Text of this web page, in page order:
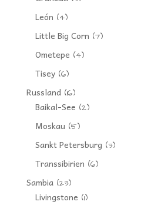
León (4)
Little Big Corn (7)
Ometepe (4)
Tisey(6)
Russland(16)
Baikal-See (2)
Moskau(5)
Sankt Petersburg (3)
Transsibirien (6)
Sambia(23)
Livingstone (1)